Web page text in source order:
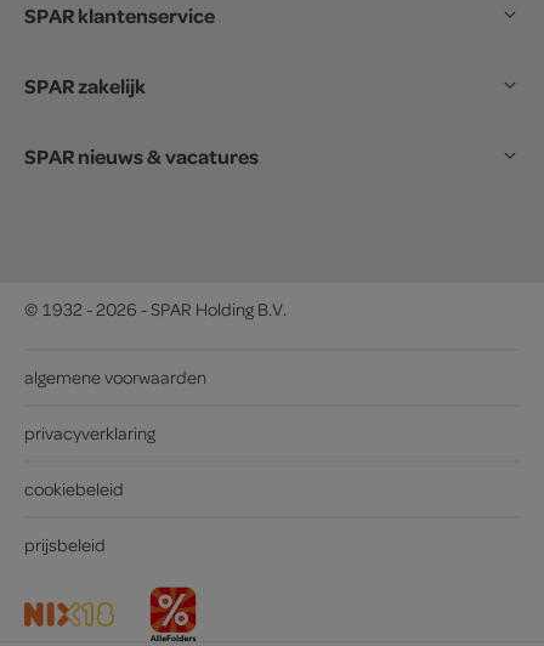
SPAR klantenservice
SPAR zakelijk
SPAR nieuws & vacatures
© 1932 - 2026 - SPAR Holding B.V.
algemene voorwaarden
privacyverklaring
cookiebeleid
prijsbeleid